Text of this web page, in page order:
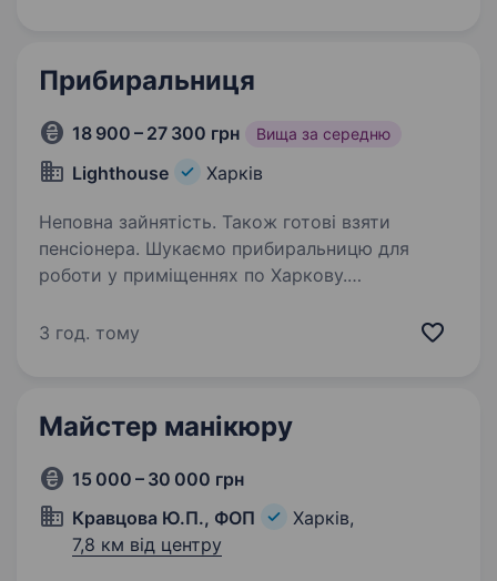
Прибиральниця
18 900 – 27 300 грн Вища за середню
Lighthouse Харків
Неповна зайнятість. Також готові взяти
пенсіонера. Шукаємо прибиральницю для
роботи у приміщеннях по Харкову.
відповідальну людину, яка хоче стабільний
3 год. тому
Майстер манікюру
15 000 – 30 000 грн
Кравцова Ю.П., ФОП
Харків,
7,8 км від центру